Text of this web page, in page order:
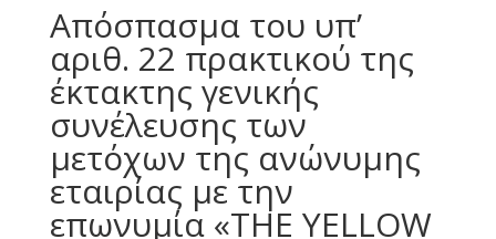
Απόσπασμα του υπ’
αριθ. 22 πρακτικού της
έκτακτης γενικής
συνέλευσης των
μετόχων της ανώνυμης
εταιρίας με την
επωνυμία «THE YELLOW